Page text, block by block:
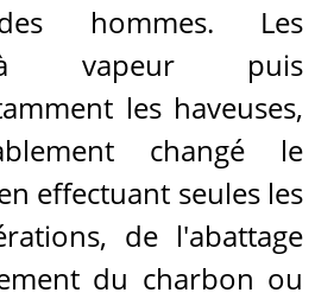
hommes. Les
à vapeur puis
les haveuses,
changé le
effectuant seules les
de l'abattage
du charbon ou